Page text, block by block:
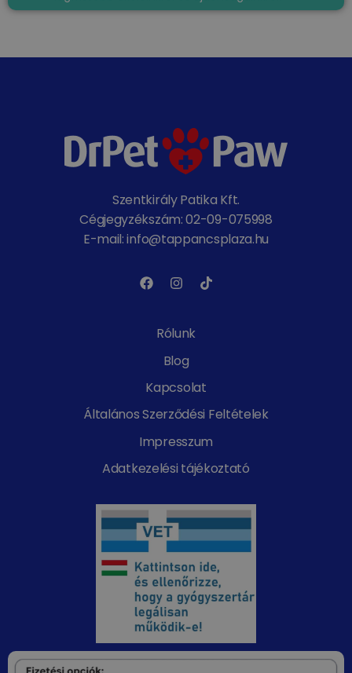
Szentkirály Patika Kft.
Cégjegyzékszám: 02-09-075998
E-mail: info@tappancsplaza.hu
Rólunk
Blog
Kapcsolat
Általános Szerződési Feltételek
Impresszum
Adatkezelési tájékoztató